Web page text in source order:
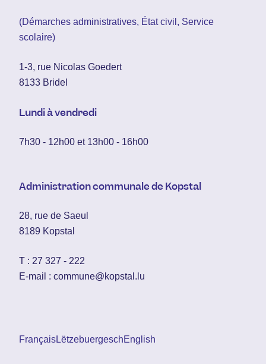
(Démarches administratives, État civil, Service
scolaire)
1-3, rue Nicolas Goedert
8133 Bridel
Lundi à vendredi
7h30 - 12h00 et 13h00 - 16h00
Administration communale de Kopstal
28, rue de Saeul
8189 Kopstal
T : 27 327 - 222
E-mail : commune@kopstal.lu
FrançaisLëtzebuergeschEnglish